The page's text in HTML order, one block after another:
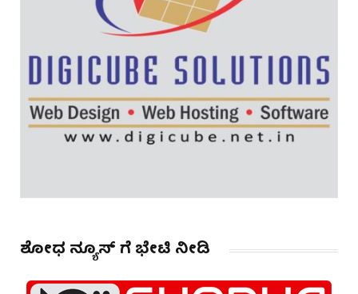
ಶೋಧ ನ್ಯೂಸ್ ಗೆ ಭೇಟಿ ನೀಡಿ